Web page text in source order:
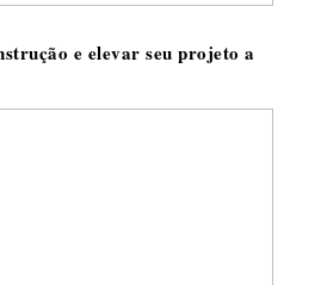
e elevar seu projeto a